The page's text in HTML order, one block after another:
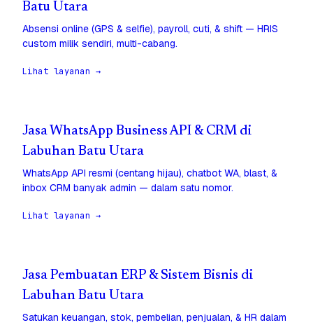
Batu Utara
Absensi online (GPS & selfie), payroll, cuti, & shift — HRIS
custom milik sendiri, multi-cabang.
Lihat layanan →
Jasa WhatsApp Business API & CRM di
Labuhan Batu Utara
WhatsApp API resmi (centang hijau), chatbot WA, blast, &
inbox CRM banyak admin — dalam satu nomor.
Lihat layanan →
Jasa Pembuatan ERP & Sistem Bisnis di
Labuhan Batu Utara
Satukan keuangan, stok, pembelian, penjualan, & HR dalam